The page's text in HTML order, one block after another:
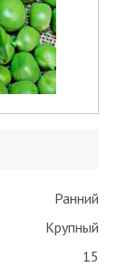
Ранний
Крупный
15